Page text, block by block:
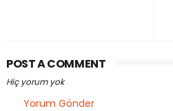
POST A COMMENT
Hiç yorum yok
Yorum Gönder